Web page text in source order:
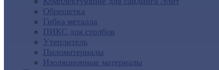
Обрешетка
Гибка металла
ПИКС для столбов
Утеплитель
Пиломатериалы
Изоляционные материалы